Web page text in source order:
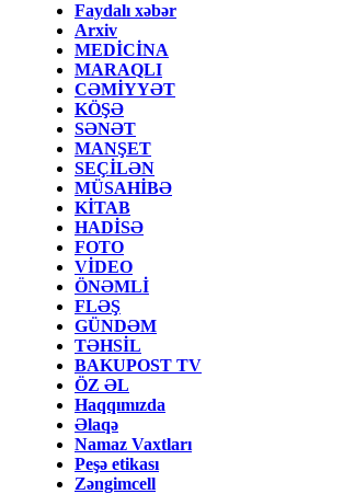
Faydalı xəbər
Arxiv
MEDİCİNA
MARAQLI
CƏMİYYƏT
KÖŞƏ
SƏNƏT
MANŞET
SEÇİLƏN
MÜSAHİBƏ
KİTAB
HADİSƏ
FOTO
VİDEO
ÖNƏMLİ
FLƏŞ
GÜNDƏM
TƏHSİL
BAKUPOST TV
ÖZ ƏL
Haqqımızda
Əlaqə
Namaz Vaxtları
Peşə etikası
Zəngimcell